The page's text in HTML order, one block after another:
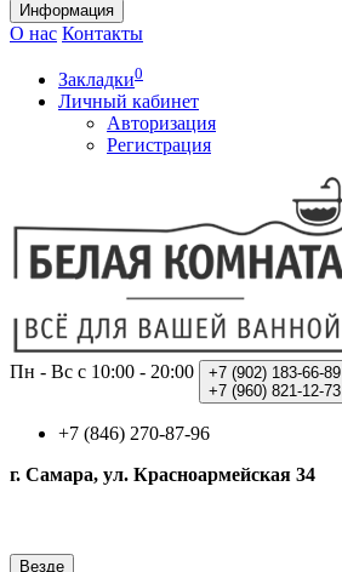
Информация
О нас Контакты
Закладки0
Личный кабинет
Авторизация
Регистрация
Пн - Вс с 10:00 - 20:00 +7 (902) 183-66-89
+7 (960) 821-12-73
+7 (846) 270-87-96
г. Самара, ул. Красноармейская 34
Везде